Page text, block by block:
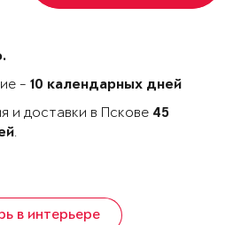
- 10 календарных дней
и доставки в Пскове 45
.
в интерьере